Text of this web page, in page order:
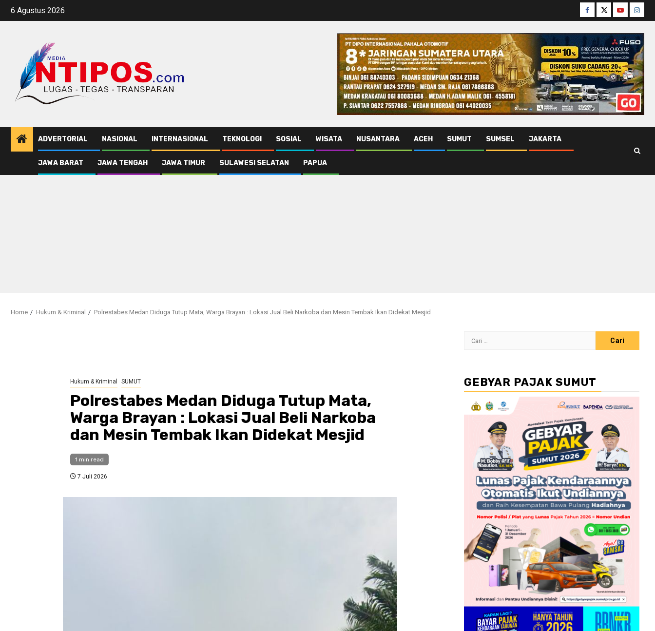
Skip
6 Agustus 2026 Facebook
TwitterYoutube
ADVERTORIAL NASIONAL INTERNASIONAL TEKNOLOGI SOSIAL WISATA NUSANTARA ACEH SUMUT SUMSEL JAKARTA
JAWA BARAT JAWA TENGAH JAWA TIMUR SULAWESI SELATAN PAPUA
Home Hukum & Kriminal Polrestabes Medan Diduga Tutup Mata, Warga Brayan : Lokasi Jual Beli Narkoba dan Mesin Tembak Ikan Didekat Mesjid
Hukum & Kriminal SUMUT
Polrestabes Medan Diduga Tutup Mata,
Warga Brayan : Lokasi Jual Beli Narkoba
dan Mesin Tembak Ikan Didekat Mesjid
1 min read
7 Juli 2026
Cari
GEBYAR PAJAK SUMUT